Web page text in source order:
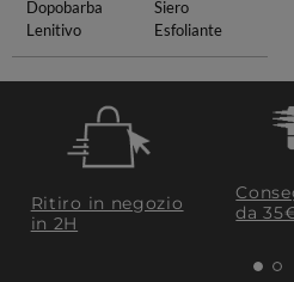
Dopobarba
Lenitivo
Siero
Esfoliante
Ritiro in negozio
in 2H
da